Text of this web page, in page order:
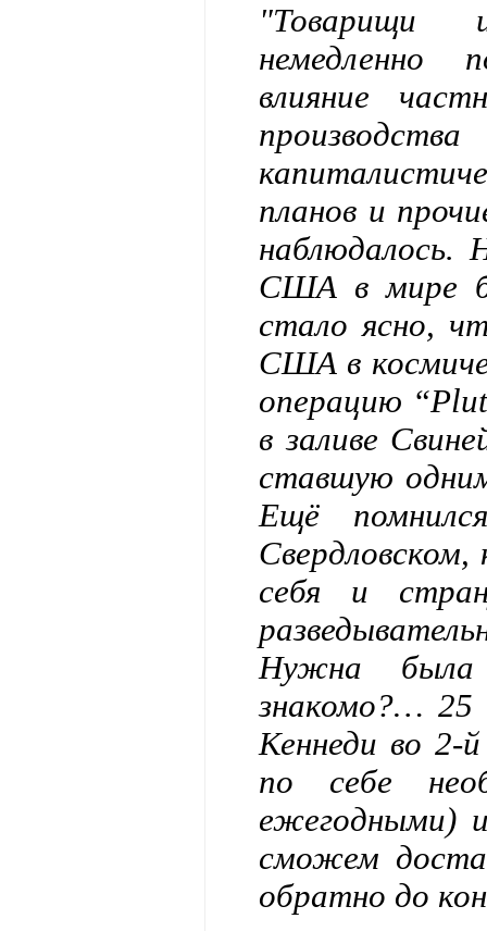
"Товарищи
немедленно
влияние
планов и
США в мире
стало ясно,
США в
операцию
в заливе
ставшую
Ещё
Свердловском,
себя и
Нужна была
знакомо?…
Кеннеди во 2-
по себе
ежегодными)
сможем
обратно до